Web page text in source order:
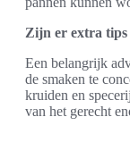
Zijn er extra tips
Een belangrijk
de smaken te
kruiden en
van het gerecht